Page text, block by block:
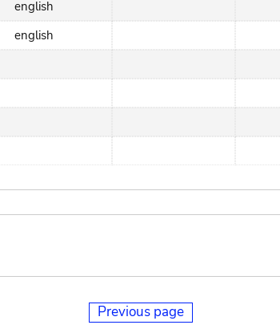
english
english
Previous page